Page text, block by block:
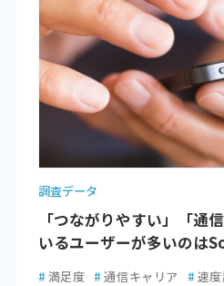
調査データ
「つながりやすい」「通
いるユーザーが多いのは
# 満足度 # 通信キャリア # 速